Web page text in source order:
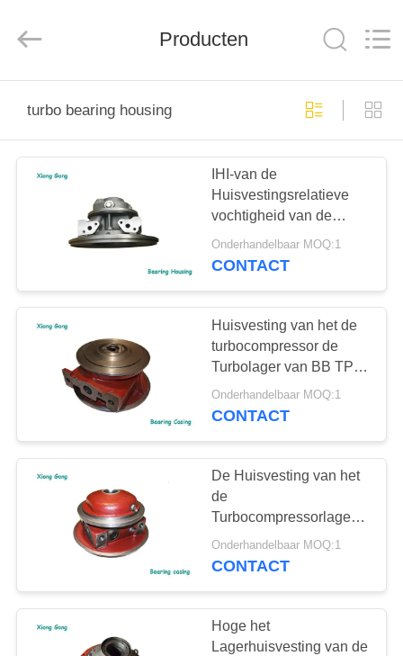
PRODUCTEN
ONGEVEER
FABRIEKSREIS
KWALITEITSCONTROLE
CONTACTEER
ONS
NIEUWS
SITEMAP
PRIVACY
POLICY
Electrical
Producten
turbo bearing housing
IHI-van de
Huisvestingsrelatieve
vochtigheid van de
MENSEN de
Turbocompressor
Onderhandelbaar MOQ:1
CONTACT
Huisvesting van het de
turbocompressor de
Turbolager van BB TPS,
de Huisvesting van de
Turbocompressorcompressor
Onderhandelbaar MOQ:1
CONTACT
De Huisvesting van het
de
Turbocompressorlager
van ABB rr Compl -
Waterkoeling voor
Onderhandelbaar MOQ:1
CONTACT
Hoge het
Lagerhuisvesting van de